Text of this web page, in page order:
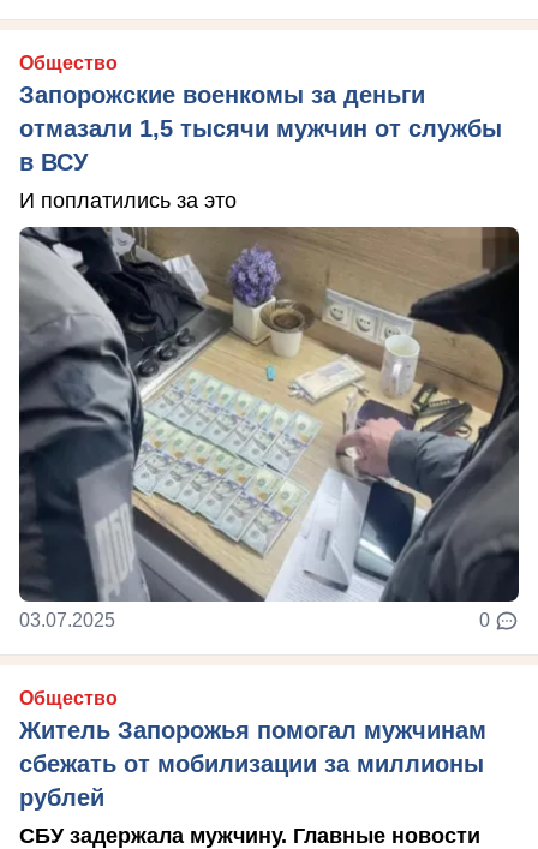
Общество
Запорожские военкомы за деньги
отмазали 1,5 тысячи мужчин от службы
в ВСУ
И поплатились за это
03.07.2025 0
Общество
Житель Запорожья помогал мужчинам
сбежать от мобилизации за миллионы
рублей
СБУ задержала мужчину. Главные новости